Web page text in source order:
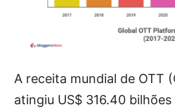
A receita mundial de OTT
atingiu US$ 316.40